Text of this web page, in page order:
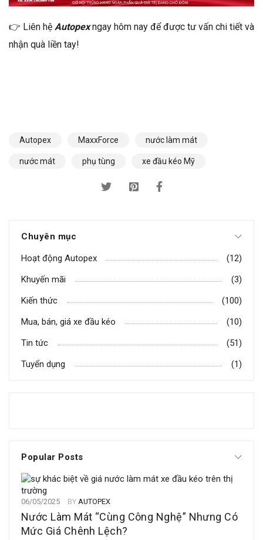
👉 Liên hệ Autopexngay hôm nay để được tư vấn chi tiết và
nhận quà liền tay!
Autopex MaxxForce nước làm mát
nước mát phụ tùng xe đầu kéo Mỹ
Chuyên mục
Hoạt động Autopex
(12)
Khuyến mãi
(3)
Kiến thức
(100)
Mua, bán, giá xe đầu kéo
(10)
Tin tức
(51)
Tuyển dụng
(1)
Popular Posts
06/05/2025 BY AUTOPEX
Nước Làm Mát “Cùng Công Nghệ” Nhưng Có
Mức Giá Chênh Lệch?